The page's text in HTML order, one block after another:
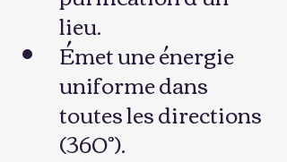
lieu.
Émet une énergie
uniforme dans
toutes les directions
(360°).